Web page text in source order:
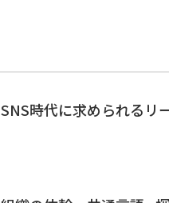
SNS時代に求められるリ